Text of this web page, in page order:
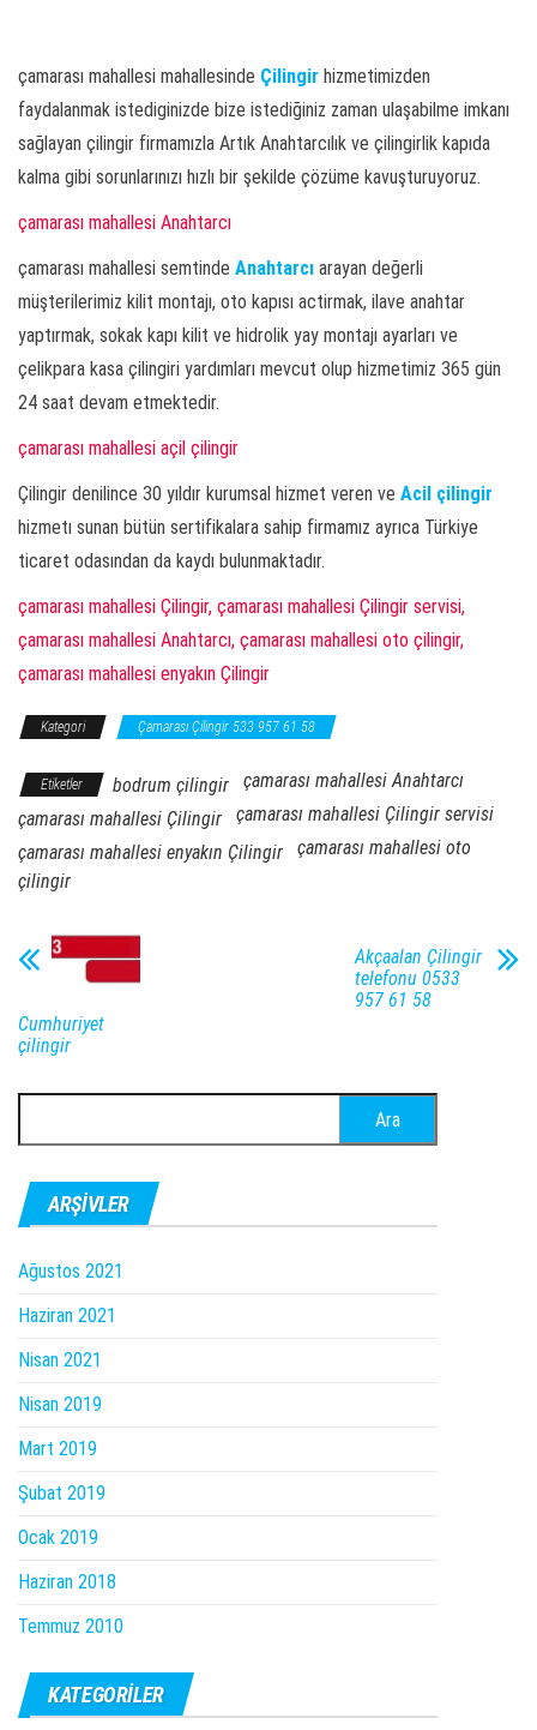
çamarası mahallesi mahallesinde Çilingir hizmetimizden
faydalanmak istediginizde bize istediğiniz zaman ulaşabilme imkanı
sağlayan çilingir firmamızla Artık Anahtarcılık ve çilingirlik kapıda
kalma gibi sorunlarınızı hızlı bir şekilde çözüme kavuşturuyoruz.
çamarası mahallesi Anahtarcı
çamarası mahallesi semtinde Anahtarcı arayan değerli
müşterilerimiz kilit montajı, oto kapısı actirmak, ilave anahtar
yaptırmak, sokak kapı kilit ve hidrolik yay montajı ayarları ve
çelikpara kasa çilingiri yardımları mevcut olup hizmetimiz 365 gün
24 saat devam etmektedir.
çamarası mahallesi açil çilingir
Çilingir denilince 30 yıldır kurumsal hizmet veren ve Acil çilingir
hizmetı sunan bütün sertifikalara sahip firmamız ayrıca Türkiye
ticaret odasından da kaydı bulunmaktadır.
çamarası mahallesi Çilingir, çamarası mahallesi Çilingir servisi,
çamarası mahallesi Anahtarcı, çamarası mahallesi oto çilingir,
çamarası mahallesi enyakın Çilingir
Kategori Çamarası Çilingir 533 957 61 58
Etiketler bodrum çilingir
çamarası mahallesi Anahtarcı
çamarası mahallesi Çilingir
çamarası mahallesi Çilingir servisi
çamarası mahallesi enyakın Çilingir
çamarası mahallesi oto
çilingir
Cumhuriyet
çilingir
Akçaalan Çilingir
telefonu 0533
957 61 58
ARŞIVLER
Ağustos 2021
Haziran 2021
Nisan 2021
Nisan 2019
Mart 2019
Şubat 2019
Ocak 2019
Haziran 2018
Temmuz 2010
KATEGORILER